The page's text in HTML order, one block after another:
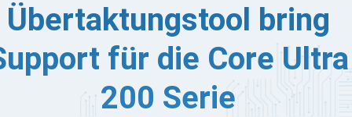
Übertaktungstool bring
für die Core Ultra
200 Serie